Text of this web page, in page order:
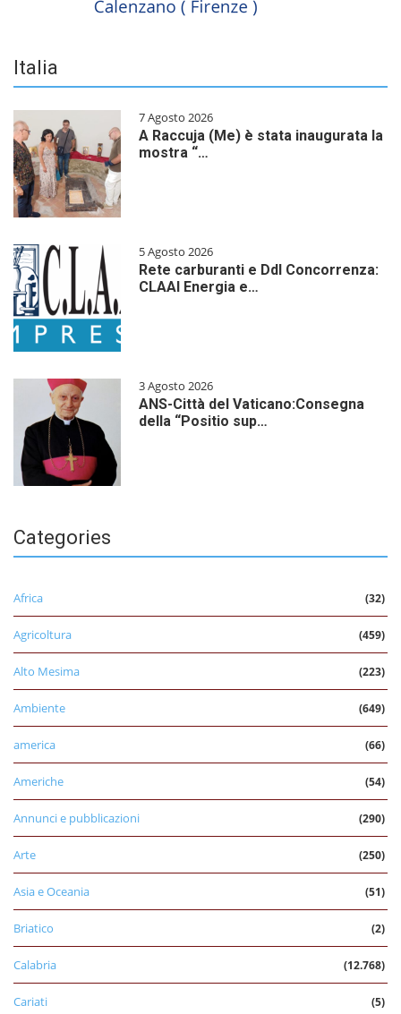
Italia
7 Agosto 2026
A Raccuja (Me) è stata inaugurata la
mostra “…
5 Agosto 2026
Rete carburanti e Ddl Concorrenza:
CLAAI Energia e…
3 Agosto 2026
ANS-Città del Vaticano:Consegna
della “Positio sup…
Categories
Africa (32)
Agricoltura (459)
Alto Mesima (223)
Ambiente (649)
america (66)
Americhe (54)
Annunci e pubblicazioni (290)
Arte (250)
Asia e Oceania (51)
Briatico (2)
Calabria (12.768)
Cariati (5)